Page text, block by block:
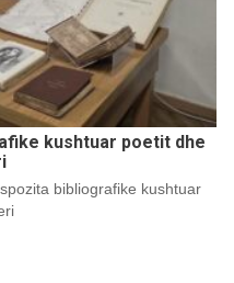
kushtuar poetit dhe
bibliografike kushtuar